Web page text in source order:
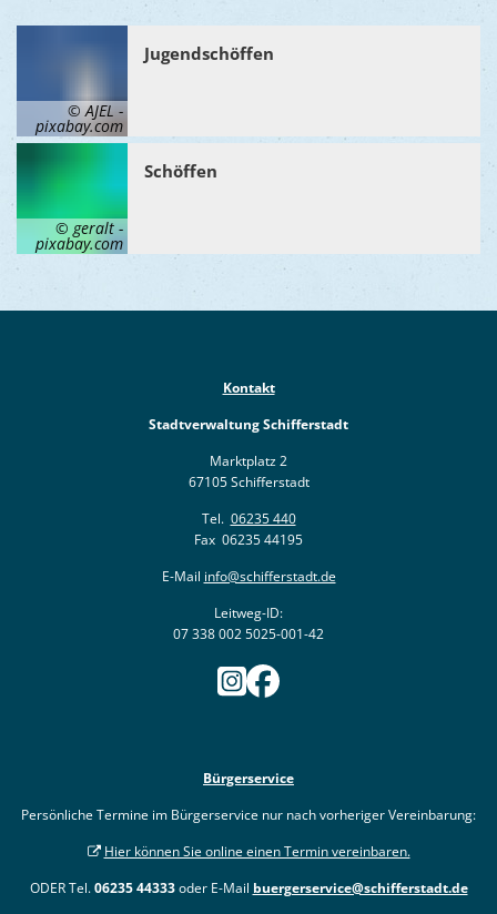
© AJEL -
pixabay.com
Jugendschöffen
© geralt -
pixabay.com
Schöffen
Kontakt
Stadtverwaltung Schifferstadt
Marktplatz 2
67105 Schifferstadt
Tel. 06235 440
Fax 06235 44195
E-Mail info@schifferstadt.de
Leitweg-ID:
07 338 002 5025-001-42
Bürgerservice
Persönliche Termine im Bürgerservice nur nach vorheriger Vereinbarung:
Hier können Sie online einen Termin vereinbaren.
ODER Tel.06235 44333oder E-Mail buergerservice@schifferstadt.de